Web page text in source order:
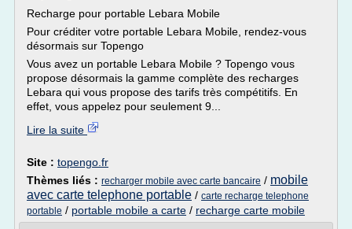
Recharge pour portable Lebara Mobile
Pour créditer votre portable Lebara Mobile, rendez-vous
désormais sur Topengo
Vous avez un portable Lebara Mobile ? Topengo vous
propose désormais la gamme complète des recharges
Lebara qui vous propose des tarifs très compétitifs. En
effet, vous appelez pour seulement 9...
Lire la suite
Site : topengo.fr
Thèmes liés : recharger mobile avec carte bancaire / mobile
avec carte telephone portable / carte recharge telephone
portable / portable mobile a carte / recharge carte mobile